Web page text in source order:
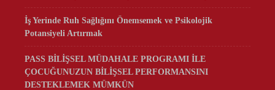
İş Yerinde Ruh Sağlığını Önemsemek ve Psikolojik
Potansiyeli Artırmak
PASS BİLİŞSEL MÜDAHALE PROGRAMI İLE
ÇOCUĞUNUZUN BİLİŞSEL PERFORMANSINI
DESTEKLEMEK MÜMKÜN